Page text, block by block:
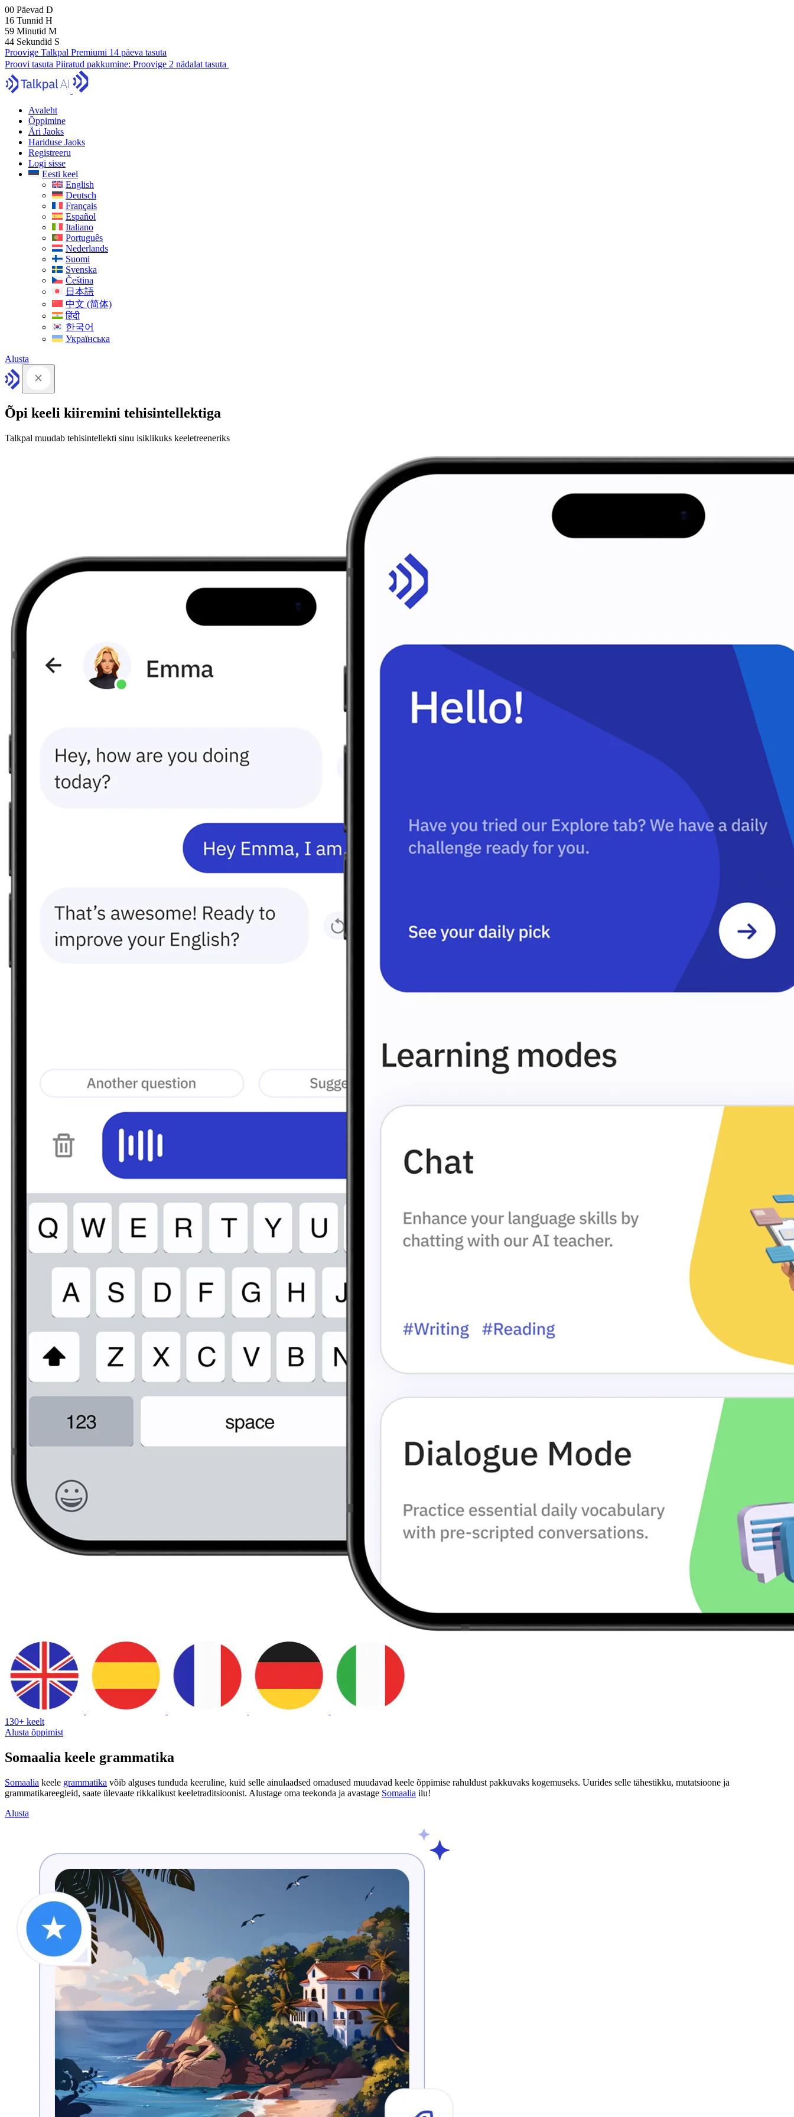
00 Päevad D
16 Tunnid H
59 Minutid M
43 Sekundid S
Proovige Talkpal Premiumi 14 päeva tasuta
Proovi tasuta Piiratud pakkumine: Proovige 2 nädalat tasuta
Avaleht
Õppimine
Äri Jaoks
Hariduse Jaoks
Registreeru
Logi sisse
Eesti keel
English
Deutsch
Français
Español
Italiano
Português
Nederlands
Suomi
Svenska
Čeština
日本語
中文 (简体)
हिंदी
한국어
Українська
Alusta
Õpi keeli kiiremini tehisintellektiga
Talkpal muudab tehisintellekti sinu isiklikuks keeletreeneriks
130+ keelt
Alusta õppimist
Somaalia keele grammatika
Somaalia keele grammatika võib alguses tunduda keeruline, kuid selle ainulaadsed omadused muudavad keele õppimise rahuldust pakkuvaks kogemuseks. Uurides selle tähestikku, mutatsioone ja
grammatikareegleid, saate ülevaate rikkalikust keeletraditsioonist. Alustage oma teekonda ja avastage Somaalia ilu!
Alusta